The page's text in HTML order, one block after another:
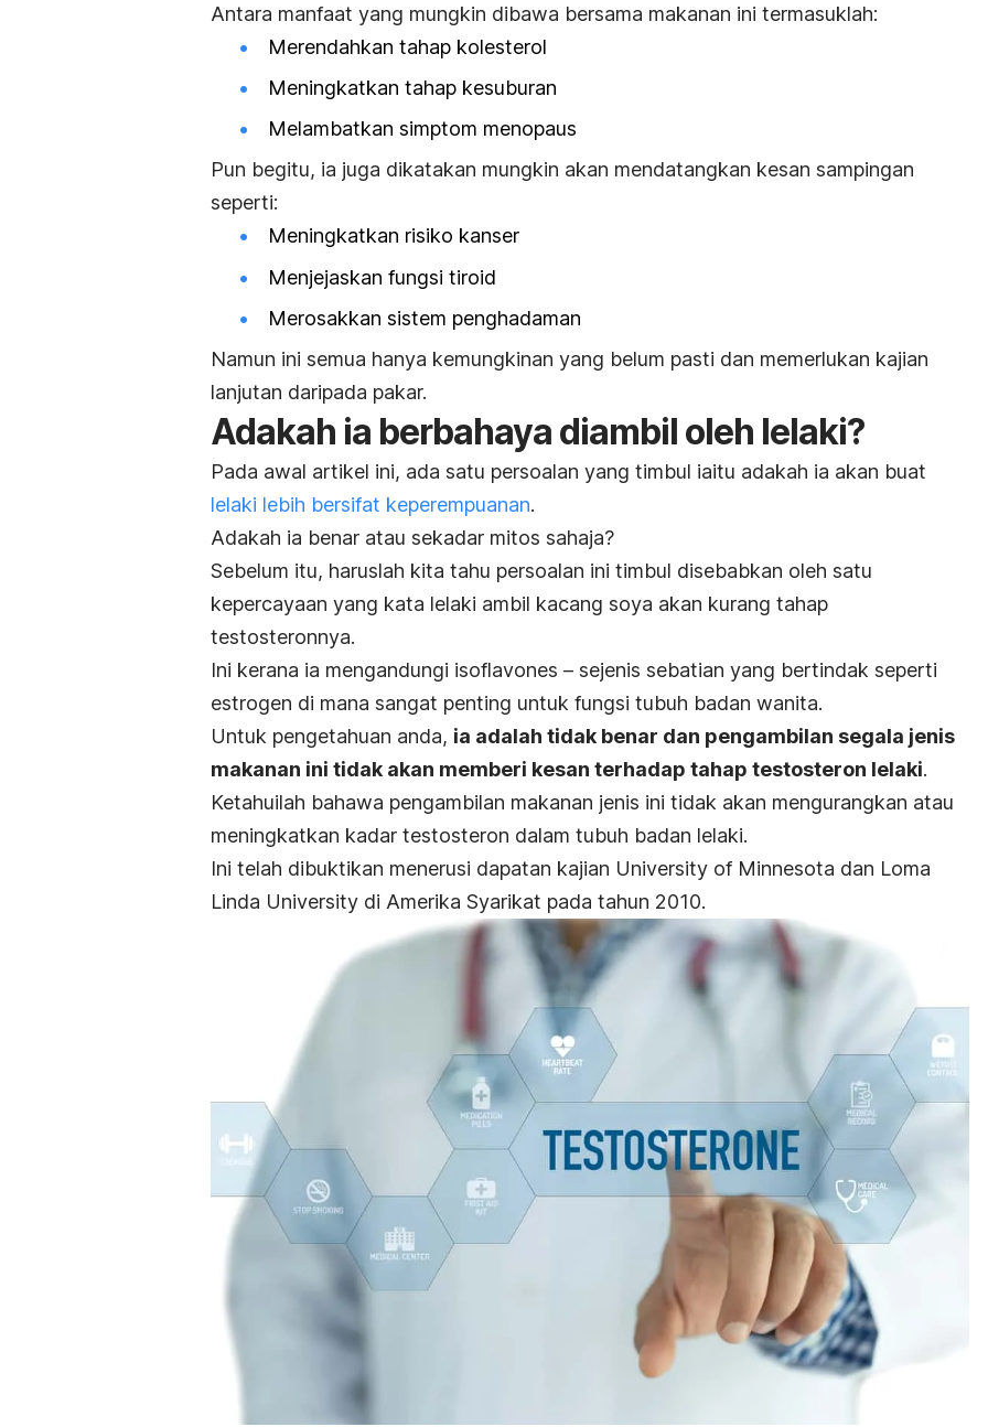
Antara manfaat yang mungkin dibawa bersama makanan ini termasuklah:
Merendahkan tahap kolesterol
Meningkatkan tahap kesuburan
Melambatkan simptom menopaus
Pun begitu, ia juga dikatakan mungkin akan mendatangkan kesan sampingan
seperti:
Meningkatkan risiko kanser
Menjejaskan fungsi tiroid
Merosakkan sistem penghadaman
Namun ini semua hanya kemungkinan yang belum pasti dan memerlukan kajian
lanjutan daripada pakar.
Adakah ia berbahaya diambil oleh lelaki?
Pada awal artikel ini, ada satu persoalan yang timbul iaitu adakah ia akan buat
lelaki lebih bersifat keperempuanan.
Adakah ia benar atau sekadar mitos sahaja?
Sebelum itu, haruslah kita tahu persoalan ini timbul disebabkan oleh satu
kepercayaan yang kata lelaki ambil kacang soya akan kurang tahap
testosteronnya.
Ini kerana ia mengandungi isoflavones – sejenis sebatian yang bertindak seperti
estrogen di mana sangat penting untuk fungsi tubuh badan wanita.
Untuk pengetahuan anda, ia adalah tidak benar dan pengambilan segala jenis
makanan ini tidak akan memberi kesan terhadap tahap testosteron lelaki.
Ketahuilah bahawa pengambilan makanan jenis ini tidak akan mengurangkan atau
meningkatkan kadar testosteron dalam tubuh badan lelaki.
Ini telah dibuktikan menerusi dapatan kajian University of Minnesota dan Loma
Linda University di Amerika Syarikat pada tahun 2010.